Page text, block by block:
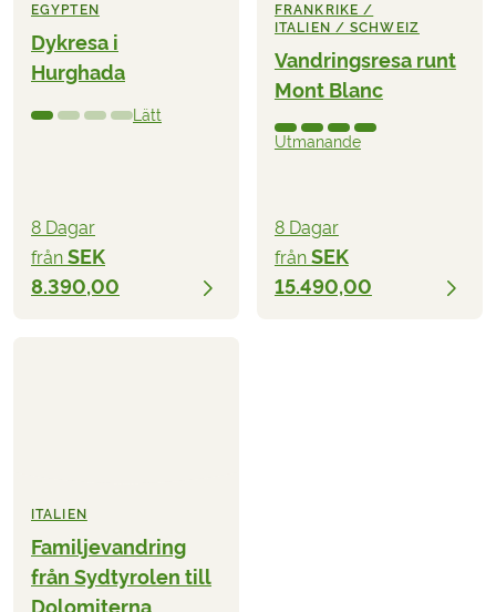
EGYPTEN
Dykresa i
Hurghada
Lätt
8 Dagar
från SEK
8.390,00
FRANKRIKE /
ITALIEN / SCHWEIZ
Vandringsresa runt
Mont Blanc
Utmanande
8 Dagar
från SEK
15.490,00
ITALIEN
Familjevandring
från Sydtyrolen till
Dolomiterna